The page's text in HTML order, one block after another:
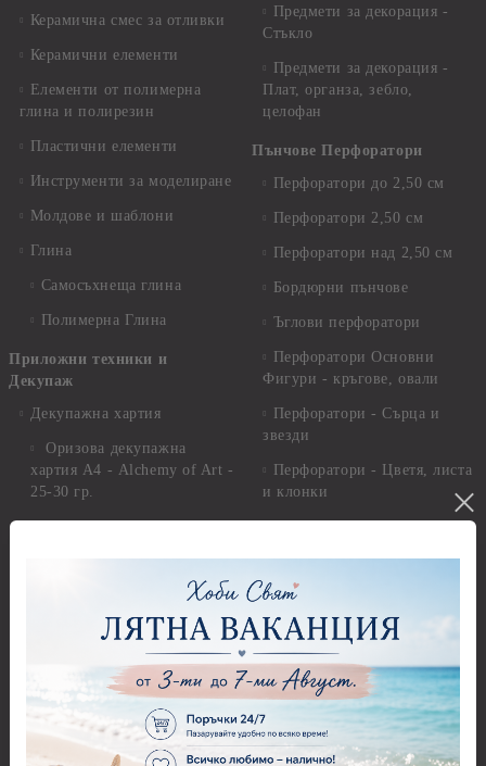
Керамична смес за отливки
Керамични елементи
Елементи от полимерна
глина и полирезин
Пластични елементи
Инструменти за моделиране
Молдове и шаблони
Глина
Самосъхнеща глина
Полимерна Глина
Приложни техники и
Декупаж
Декупажна хартия
Оризова декупажна
хартия А4 - Alchemy of Art -
25-30 гр.
Фина оризова декупажна
хартия Stamperia - 21 х
Декупажна хартия - Други
Вакс пасти
Предмети за декорация -
Стъкло
Предмети за декорация -
Плат, органза, зебло,
целофан
Пънчове Перфоратори
Перфоратори до 2,50 см
Перфоратори 2,50 см
Перфоратори над 2,50 см
Бордюрни пънчове
Ъглови перфоратори
Перфоратори Основни
Фигури - кръгове, овали
Перфоратори - Сърца и
звезди
Перфоратори - Цветя, листа
и клонки
Перфоратори - Животни
Перфоратори - Коледни и
Зимни
Рисуване
Грунд и почистващи
разтвори
Платна за рисуване